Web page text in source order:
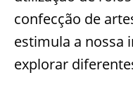
confecção de
estimula a nossa
explorar